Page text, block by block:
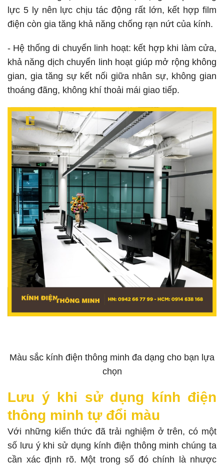
lực 5 ly nên lực chịu tác động rất lớn, kết hợp film
điện còn gia tăng khả năng chống rạn nứt của kính.
- Hệ thống di chuyển linh hoạt: kết hợp khi làm cửa,
khả năng dịch chuyển linh hoạt giúp mở rộng không
gian, gia tăng sự kết nối giữa nhân sự, không gian
thoáng đãng, không khí thoải mái giao tiếp.
Màu sắc kính điện thông minh đa dạng cho bạn lựa
chọn
Lưu ý khi sử dụng kính điện
thông minh tự đổi màu
Với những kiến thức đã trải nghiệm ở trên, có một
số lưu ý khi sử dụng kính điện thông minh chúng ta
cần xác định rõ. Một trong số đó chính là nhược